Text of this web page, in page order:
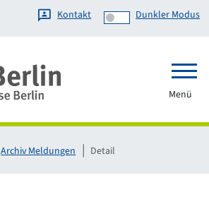
Kontakt Dunkler Modus
Menü
Archiv Meldungen Detail